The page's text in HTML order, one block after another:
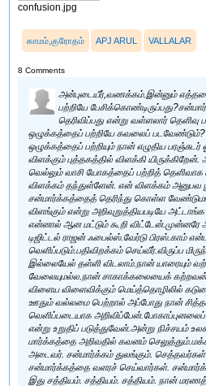
confusion.jpg
காமம்,குரோதம் APJ ARUL VALLALAR
8 Comments
அன்புடையீர்,வணக்கம்.இன்னும்
பற்றியே
தெரிவிப்பது என்று வள்ளலார்
ஒழுக்கத்தைப் பற்றியே கவலைப்
ஒழுக்கத்தைப் பற்றியும் நான் எழுதிய
விளக்கும் புத்தகத்தில் விளக்கி
வெல்லும் வாசி யோகத்தைப் பற்றித் தெளிவாக
விளக்கம் தந்துள்ளேன். என் விளக்கம் அனுபவ
சன்மார்க்கத்தைத் தெரிந்து கொள்ள
விளங்கும் என்று அறிவுறுத்தியபடியே
என்னால் ஆன மட்டும் கூறி விட்டேன்.முன்னரே
டிஜிட்டல் ராஜன் ஃபைல்ஸ்.வேர்டு பிரஸ்.காம்
வெளிப்படும்.பதிவிறக்கம் செய்வீர்.விருப்ப
இல்லையேல் தள்ளி விடலாம்.நான் யாரையும்
வேலையுமல்ல.நான் சாகாக்கலையைக்
விளைய விளைவிக்கும் மெய்த்தொழிலில்
ஊதும் வல்லமை பெற்றால் அப்போது நான்
வெளிப்படையாக
என்று உறுதிப் படுத்துவேன்.அன்று நிச்சயம்
மார்க்கத்தை அறிவதில் கவனம்
அடைவர். சன்மார்க்கம் துலங்கும். செத்தவர்கள்
சன்மார்க்கத்தை வளரச் செய்வார்கள்.
இது சத்தியம். சத்தியம். சத்தியம். நான்